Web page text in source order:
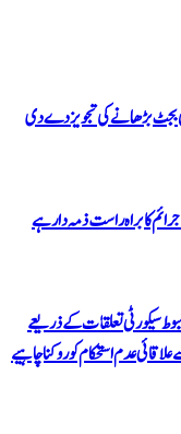
بجٹ بڑھانے کی تجویز دے دی
کا براہ راست ذمہ دار ہے
سیکورٹی تعلقات کے ذریعے
عدم استحکام کو روکنا چاہیے